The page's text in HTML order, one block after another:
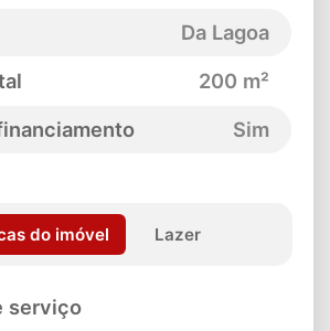
Da Lagoa
200 m²
Sim
do imóvel Lazer
serviço